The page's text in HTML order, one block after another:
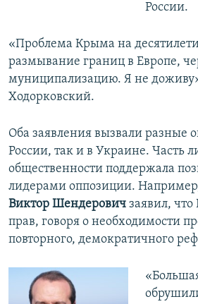
России.
«Проблема Крыма на
размывание границ в Европе,
муниципализацию. Я не
Ходорковский.
Оба заявления вызвали разные
России, так и в Украине. Часть
общественности поддержала
лидерами оппозиции.
Виктор Шендерович заявил,
прав, говоря о необходимости
повторного, демократичного